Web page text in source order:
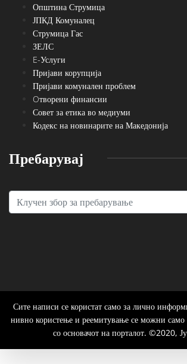
Општина Струмица
ЈПКД Комуналец
Струмица Гас
ЗЕЛС
E-Услуги
Пријави корупција
Пријави комунален проблем
Oтворени финансии
Совет за етика во медиуми
Кодекс на новинарите на Македонија
Пребарувај
Сите написи се користат само за лично
нивно користење и реемитување се можни само
со основачот на порталот. ©2020,